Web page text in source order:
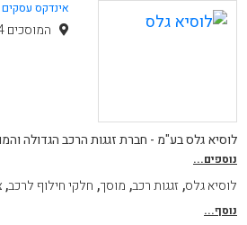
אינדקס עסקים
המוסכים 4, חיפה , חיפה
לוסיא גלס בע"מ - חברת זגגות הרכב הגדולה
נוספים...
לוסיא גלס,זגגות רכב, מוסך, חלקי חילוף לרכב,
נוסף...